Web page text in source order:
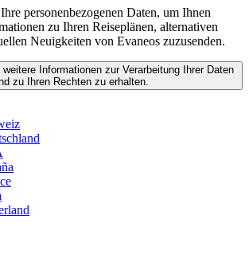
personenbezogenen Daten, um Ihnen
zu Ihren Reiseplänen, alternativen
Neuigkeiten von Evaneos zuzusenden.
Informationen zur Verarbeitung Ihrer Daten
zu Ihren Rechten zu erhalten.